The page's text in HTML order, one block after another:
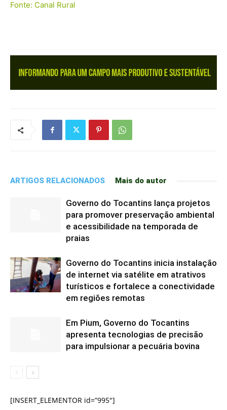
Fonte: Canal Rural
ARTIGOS RELACIONADOS Mais do autor
Governo do Tocantins lança projetos
para promover preservação ambiental
e acessibilidade na temporada de
praias
Governo do Tocantins inicia instalação
de internet via satélite em atrativos
turísticos e fortalece a conectividade
em regiões remotas
Em Pium, Governo do Tocantins
apresenta tecnologias de precisão
para impulsionar a pecuária bovina
[INSERT_ELEMENTOR id=”995″]